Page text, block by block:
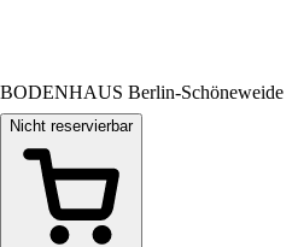
BODENHAUS Berlin-Schöneweide
Nicht reservierbar